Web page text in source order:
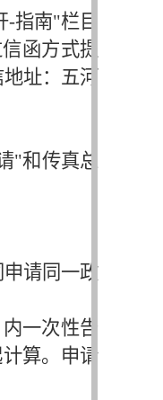
指南"栏目
函方式提
址：五河
"和传真总
请同一政
一次性告
算。申请